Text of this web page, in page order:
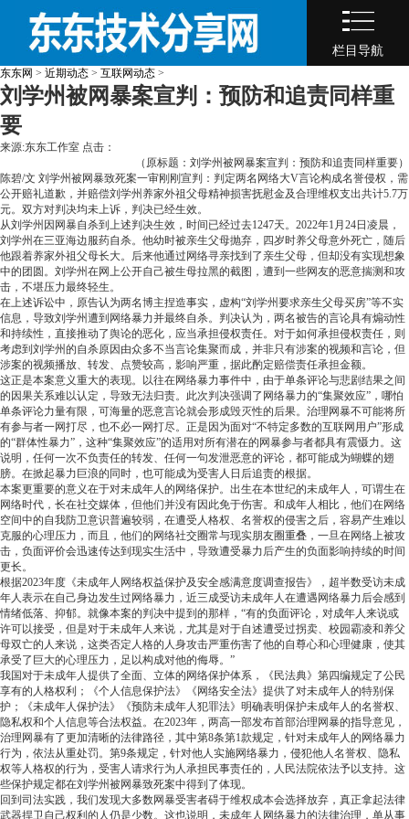
栏目导航
东东网 > 近期动态 > 互联网动态 >
刘学州被网暴案宣判：预防和追责同样重
要
来源:东东工作室 点击：
（原标题：刘学州被网暴案宣判：预防和追责同样重要）
陈碧/文 刘学州被网暴致死案一审刚刚宣判：判定两名网络大V言论构成名誉侵权，需
公开赔礼道歉，并赔偿刘学州养家外祖父母精神损害抚慰金及合理维权支出共计5.7万
元。双方对判决均未上诉，判决已经生效。
从刘学州因网暴自杀到上述判决生效，时间已经过去1247天。2022年1月24日凌晨，
刘学州在三亚海边服药自杀。他幼时被亲生父母抛弃，四岁时养父母意外死亡，随后
他跟着养家外祖父母长大。后来他通过网络寻亲找到了亲生父母，但却没有实现想象
中的团圆。刘学州在网上公开自己被生母拉黑的截图，遭到一些网友的恶意揣测和攻
击，不堪压力最终轻生。
在上述诉讼中，原告认为两名博主捏造事实，虚构“刘学州要求亲生父母买房”等不实
信息，导致刘学州遭到网络暴力并最终自杀。判决认为，两名被告的言论具有煽动性
和持续性，直接推动了舆论的恶化，应当承担侵权责任。对于如何承担侵权责任，则
考虑到刘学州的自杀原因由众多不当言论集聚而成，并非只有涉案的视频和言论，但
涉案的视频播放、转发、点赞较高，影响严重，据此酌定赔偿责任承担金额。
这正是本案意义重大的表现。以往在网络暴力事件中，由于单条评论与悲剧结果之间
的因果关系难以认定，导致无法归责。此次判决强调了网络暴力的“集聚效应”，哪怕
单条评论力量有限，可海量的恶意言论就会形成毁灭性的后果。治理网暴不可能将所
有参与者一网打尽，也不必一网打尽。正是因为面对“不特定多数的互联网用户”形成
的“群体性暴力”，这种“集聚效应”的适用对所有潜在的网暴参与者都具有震慑力。这
说明，任何一次不负责任的转发、任何一句发泄恶意的评论，都可能成为蝴蝶的翅
膀。在掀起暴力巨浪的同时，也可能成为受害人日后追责的根据。
本案更重要的意义在于对未成年人的网络保护。出生在本世纪的未成年人，可谓生在
网络时代，长在社交媒体，但他们并没有因此免于伤害。和成年人相比，他们在网络
空间中的自我防卫意识普遍较弱，在遭受人格权、名誉权的侵害之后，容易产生难以
克服的心理压力，而且，他们的网络社交圈常与现实朋友圈重叠，一旦在网络上被攻
击，负面评价会迅速传达到现实生活中，导致遭受暴力后产生的负面影响持续的时间
更长。
根据2023年度《未成年人网络权益保护及安全感满意度调查报告》，超半数受访未成
年人表示在自己身边发生过网络暴力，近三成受访未成年人在遭遇网络暴力后会感到
情绪低落、抑郁。就像本案的判决中提到的那样，“有的负面评论，对成年人来说或
许可以接受，但是对于未成年人来说，尤其是对于自述遭受过拐卖、校园霸凌和养父
母双亡的人来说，这类否定人格的人身攻击严重伤害了他的自尊心和心理健康，使其
承受了巨大的心理压力，足以构成对他的侮辱。”
我国对于未成年人提供了全面、立体的网络保护体系，《民法典》第四编规定了公民
享有的人格权利；《个人信息保护法》《网络安全法》提供了对未成年人的特别保
护；《未成年人保护法》《预防未成年人犯罪法》明确表明保护未成年人的名誉权、
隐私权和个人信息等合法权益。在2023年，两高一部发布首部治理网暴的指导意见，
治理网暴有了更加清晰的法律路径，其中第8条第1款规定，针对未成年人的网络暴力
行为，依法从重处罚。第9条规定，针对他人实施网络暴力，侵犯他人名誉权、隐私
权等人格权的行为，受害人请求行为人承担民事责任的，人民法院依法予以支持。这
些保护规定都在刘学州被网暴致死案中得到了体现。
回到司法实践，我们发现大多数网暴受害者碍于维权成本会选择放弃，真正拿起法律
武器捍卫自己权利的人仍是少数。这也说明，未成年人网络暴力的法律治理，单从事